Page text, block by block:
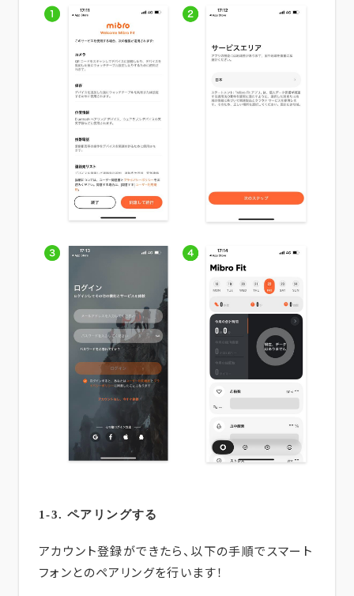
1-3. ペアリングする
アカウント登録ができたら、以下の手順でスマート
フォンとのペアリングを行います！